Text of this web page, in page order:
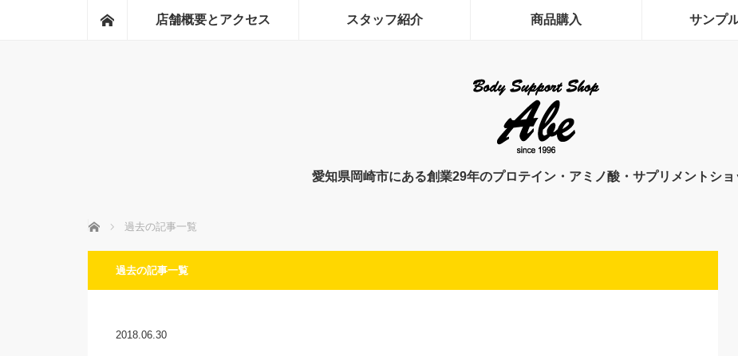
ホーム店舗概要とアクセス スタッフ紹介 商品購入 サンプ
愛知県岡崎市にある創業29年のプロテイン・アミノ酸・サプリメントショ
ホーム 過去の記事一覧
過去の記事一覧
2018.06.30